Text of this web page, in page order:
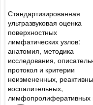
Стандартизированная
ультразвуковая оценка
поверхностных
лимфатических узлов:
анатомия, методика
исследования,
протокол и критерии
неизмененных,
воспалительных,
лимфопролиферативных